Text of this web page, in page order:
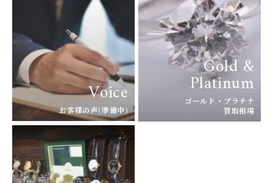
FAVRE LEUBA
ファーブル・ルーバ
FORTIS
フォルティス
FRANCK MULLER
フランク・ミュラー
FREDERIQUE CONSTA
NT
フレデリック・コンスタ
ント
GERALD GENTA
ジェラルド・ジェンタ
GIRARD PERREGAUX
ジラール・ペルゴ
GLASHUTTE ORIGINA
L
グラスヒュッテ・オリジ
ナル
Voice
お客様の声(準備中)
Gold &
Platinum
ゴールド・プラチナ
買取相場